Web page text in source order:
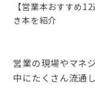
【営業本おすすめ
き本を紹介
営業の現場やマネ
中にたくさん流通